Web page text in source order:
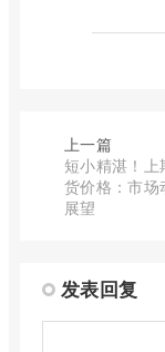
上一篇
短小精湛！上
货价格：市场
展望
发表回复